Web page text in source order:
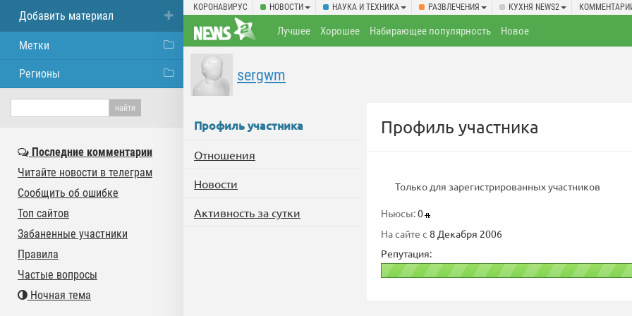
КОРОНАВИРУС НОВОСТИ НАУКА И ТЕХНИКА РАЗВЛЕЧЕНИЯ КУХНЯ NEWS2
Лучшее Хорошее Набирающее популярность Новое
sergwm
Профиль участника
Отношения
Новости
Активность за сутки
Профиль участника
Только для зарегистрированных участников
Ньюсы:0
На сайте с 8 Декабря 2006
Репутация:
Добавить материал
Метки
Регионы
Последние комментарии
Читайте новости в телеграм
Сообщить об ошибке
Топ сайтов
Забаненные участники
Правила
Частые вопросы
Ночная тема